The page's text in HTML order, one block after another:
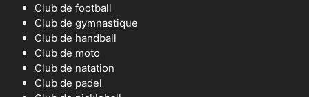
Club de football
Club de gymnastique
Club de handball
Club de moto
Club de natation
Club de padel